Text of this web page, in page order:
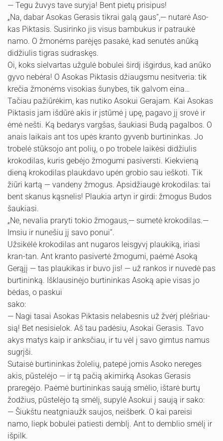
— Tegu žuvys tave suryja! Bent pietų prisipus!
„Na, dabar Asokas Gerasis tikrai galą gaus”,— nutarė Aso­
kas Piktasis. Susirinko jis visus bambukus ir patraukė
namo. O žmonėms parėjęs pasakė, kad senutės anūką
didžiulis tigras sudraskęs.
Oi, koks sielvartas užgulė bobulei širdį išgirdus, kad anūko
gyvo nebėra! O Asokas Piktasis džiaugsmu nesitveria: tik
krečia žmonėms visokias šunybes, tik galvom eina…
Tačiau pažiūrėkim, kas nutiko Asokui Gerajam. Kai Asokas
Piktasis jam išdūrė akis ir įstūmė į upę, pagavo jį srovė ir
ėmė nešti. Ką bedarys vargšas, šaukiasi Budą pagalbos. O
anais laikais ant tos upės kranto gyvenb burtininkas. Jo
trobelė stūksojo ant polių, o po trobele laikėsi didžiulis
kroko­dilas, kuris gebėjo žmogumi pasiversti. Kiekvieną
dieną kroko­dilas plaukdavo upėn grobio sau ieškoti. Tik
žiūri kartą — van­deny žmogus. Apsidžiaugė krokodilas: tai
bent skanus kąsnelis! Plaukia artyn ir girdi: žmogus Budos
šaukiasi.
„Ne, nevalia praryti tokio žmogaus,— sumetė krokodilas.—
Imsiu ir nunešiu jį savo ponui”.
Užsikėlė krokodilas ant nugaros leisgyvį plaukiką, iriasi
kran-tan. Ant kranto pasivertė žmogumi, paėmė Asoką
Gerąjį — tas plaukikas ir buvo jis! — už rankos ir nuvedė pas
burtininką. Išklausinėjo burtininkas Asoką apie visas jo
bėdas, o paskui
sako:
— Nagi tasai Asokas Piktasis nelabesnis už žvėrį plėšriau­
sią! Bet nesisielok. Aš tau padėsiu, Asokai Gerasis. Tavo
akys matys kaip ir anksčiau, ir tu vėl į savo gimtus namus
sugrįši.
Sutaisė burtininkas žolelių, patepė jomis Asoko nereges
akis, pūstelėjo — ir tą pačią akimirką Asokas Gerasis
praregėjo. Paėmė burtininkas saują smėlio, ištarė burtų
žodžius, pūstelė­jo tą smėlį, supylė Asokui į saują ir sako:
— Šiukštu neatgniaužk saujos, neišberk. O kai pareisi
namo, liepk bobulei patiesti demblį. Ant to demblio smėlį ir
išpilk.